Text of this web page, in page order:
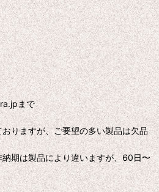
まで
りますが、ご要望の多い製品は欠品
期は製品により違いますが、60日〜